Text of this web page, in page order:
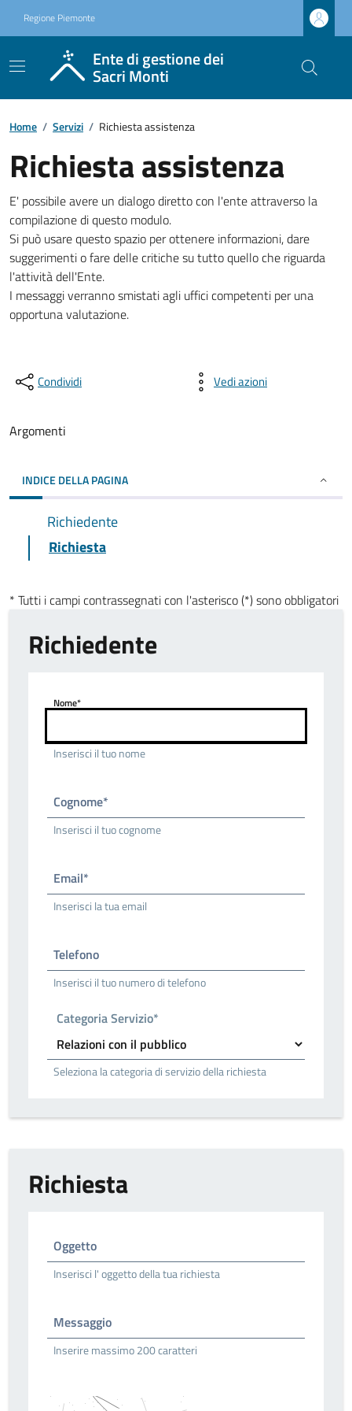
Regione Piemonte
Ente di gestione dei
Sacri Monti
Home / Servizi / Richiesta assistenza
Richiesta assistenza
E' possibile avere un dialogo diretto con l'ente attraverso la
compilazione di questo modulo.
Si può usare questo spazio per ottenere informazioni, dare
suggerimenti o fare delle critiche su tutto quello che riguarda
l'attività dell'Ente.
I messaggi verranno smistati agli uffici competenti per una
opportuna valutazione.
Condividi Vedi azioni
Argomenti
INDICE DELLA PAGINA
Richiedente
Richiesta
* Tutti i campi contrassegnati con l'asterisco (*) sono obbligatori
Richiedente
Nome*
Inserisci il tuo nome
Cognome*
Inserisci il tuo cognome
Email*
Inserisci la tua email
Telefono
Inserisci il tuo numero di telefono
Categoria Servizio*
Seleziona la categoria di servizio della richiesta
Richiesta
Oggetto
Inserisci l' oggetto della tua richiesta
Messaggio
Inserire massimo 200 caratteri